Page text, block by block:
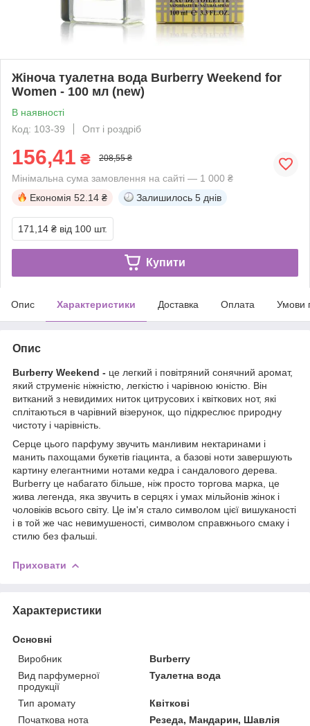
Жіноча туалетна вода Burberry Weekend for
Women - 100 мл (new)
В наявності
Код: 103-39
Опт і роздріб
156,41 ₴ 208,55 ₴
Мінімальна сума замовлення на сайті — 1 000 ₴
Економія 52.14 ₴ Залишилось 5 днів
171,14 ₴ від 100 шт.
Купити
Опис Характеристики Доставка Оплата Умови
Опис
Burberry Weekend - це легкий і повітряний сонячний аромат,
який струменіє ніжністю, легкістю і чарівною юністю. Він
витканий з невидимих ниток цитрусових і квіткових нот, які
сплітаються в чарівний візерунок, що підкреслює природну
чистоту і чарівність.
Серце цього парфуму звучить манливим нектаринами і
манить пахощами букетів гіацинта, а базові ноти завершують
картину елегантними нотами кедра і сандалового дерева.
Burberry це набагато більше, ніж просто торгова марка, це
жива легенда, яка звучить в серцях і умах мільйонів жінок і
чоловіків всього світу. Це ім'я стало символом цієї вишуканості
і в той же час невимушеності, символом справжнього смаку і
стилю без фальші.
Приховати
Характеристики
Основні
Виробник
Burberry
Вид парфумерної
продукції
Туалетна вода
Тип аромату
Квіткові
Початкова нота
Резеда, Мандарин, Шавлія